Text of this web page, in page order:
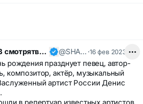
ШАНСОН ТВ смотрятвсешансонтв @SHANSONTV ·16 фев 2023
рождения празднует певец, автор-
композитор, актёр, музыкальный
артист России Денис